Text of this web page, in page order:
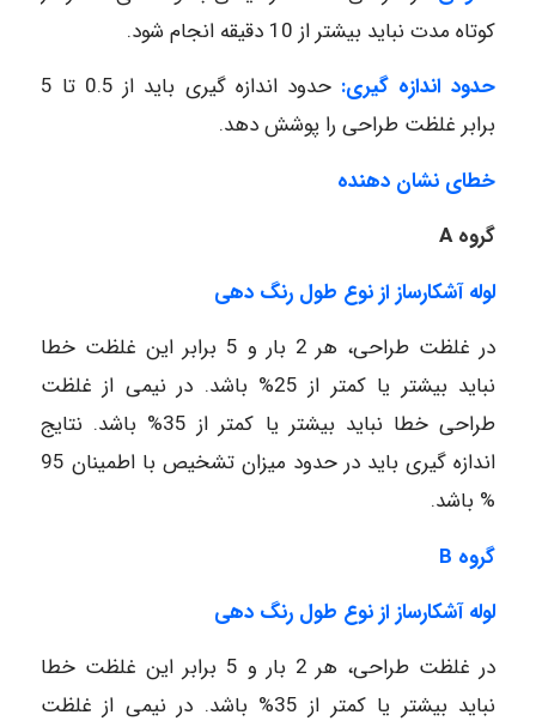
کوتاه مدت نباید بیشتر از 10 دقیقه انجام شود.
حدود اندازه گیری:
حدود اندازه گیری باید از 0.5 تا 5
برابر غلظت طراحی را پوشش دهد.
خطای نشان دهنده
گروه A
لوله آشکارساز از نوع طول رنگ دهی
در غلظت طراحی، هر 2 بار و 5 برابر این غلظت خطا
نباید بیشتر یا کمتر از 25% باشد. در نیمی از غلظت
طراحی خطا نباید بیشتر یا کمتر از 35% باشد. نتایج
اندازه گیری باید در حدود میزان تشخیص با اطمینان 95
% باشد.
گروه B
لوله آشکارساز از نوع طول رنگ دهی
در غلظت طراحی، هر 2 بار و 5 برابر این غلظت خطا
نباید بیشتر یا کمتر از 35% باشد. در نیمی از غلظت